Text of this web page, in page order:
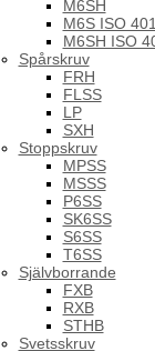
M6SH
M6S ISO
M6SH ISO
Spårskruv
FRH
FLSS
LP
SXH
Stoppskruv
MPSS
MSSS
P6SS
SK6SS
S6SS
T6SS
Självborrande
FXB
RXB
STHB
Svetsskruv
EPDM-
16mm